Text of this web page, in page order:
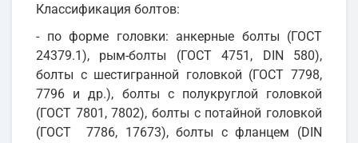
Классификация болтов:
- по форме головки: анкерные болты (ГОСТ
24379.1), рым-болты (ГОСТ 4751, DIN 580),
болты с шестигранной головкой (ГОСТ 7798,
7796 и др.), болты с полукруглой головкой
(ГОСТ 7801, 7802), болты с потайной головкой
(ГОСТ 7786, 17673), болты с фланцем (DIN